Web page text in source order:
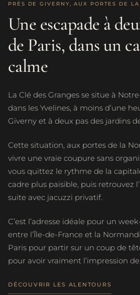
PRÈS DE GIVERNY, AUX PORTES DE
Une escapade à
de Paris, dans un
calme
La Clé des Granges se situe à
dans les Yvelines, à moins d’une
Giverny et à deux pas des jardins
Cette situation, aux portes de la
vivre une vraie coupure sans
vous quittez le rythme de la
cadre plus paisible, puis retrouvez
suite avec jacuzzi privatif.
C’est l’adresse idéale pour un
entre l’Île-de-France et la
Paris pour partir sur un coup de
pour avoir vraiment l’impression de
DÉCOUVRIR LES ALENTOURS